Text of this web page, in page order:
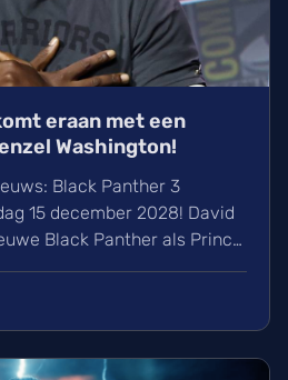
eraan met een
Washington!
Black Panther 3
15 december 2028! David
Black Panther als Prince
gezichten zoals Letitia
Washington verschijnen.